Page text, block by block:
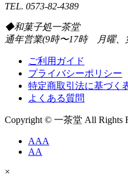
TEL. 0573-82-4389
◆和菓子処一茶堂
通年営業(9時〜17時 月曜、
ご利用ガイド
プライバシーポリシー
特定商取引法に基づく
よくある質問
Copyright © 一茶堂 All Rights
AAA
AA
×